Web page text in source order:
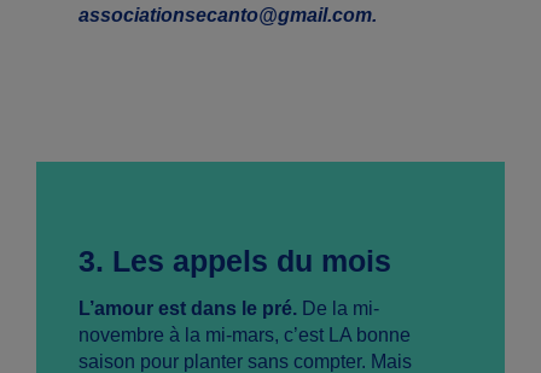
associationsecanto@gmail.com.
3. Les appels du mois
L’amour est dans le pré. De la mi-
novembre à la mi-mars, c’est LA bonne
saison pour planter sans compter. Mais